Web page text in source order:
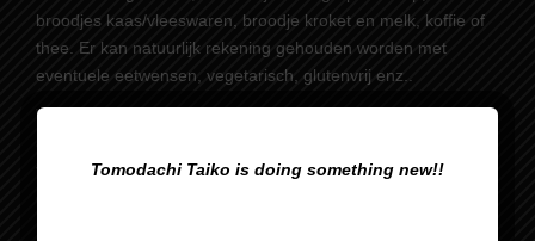
broodjes kaas/vleeswaren, broodje kroket en melk, koffie of
thee. Er kan natuurlijk rekening gehouden worden met
eventuele eetwensen, vegetarisch, glutenvrij enz..
Wil je graag meedoen met een van deze workshops kun je je
van je naam, welke workshop je mee wilt doen en of je wilt
Tomodachi Taiko is doing something new!!